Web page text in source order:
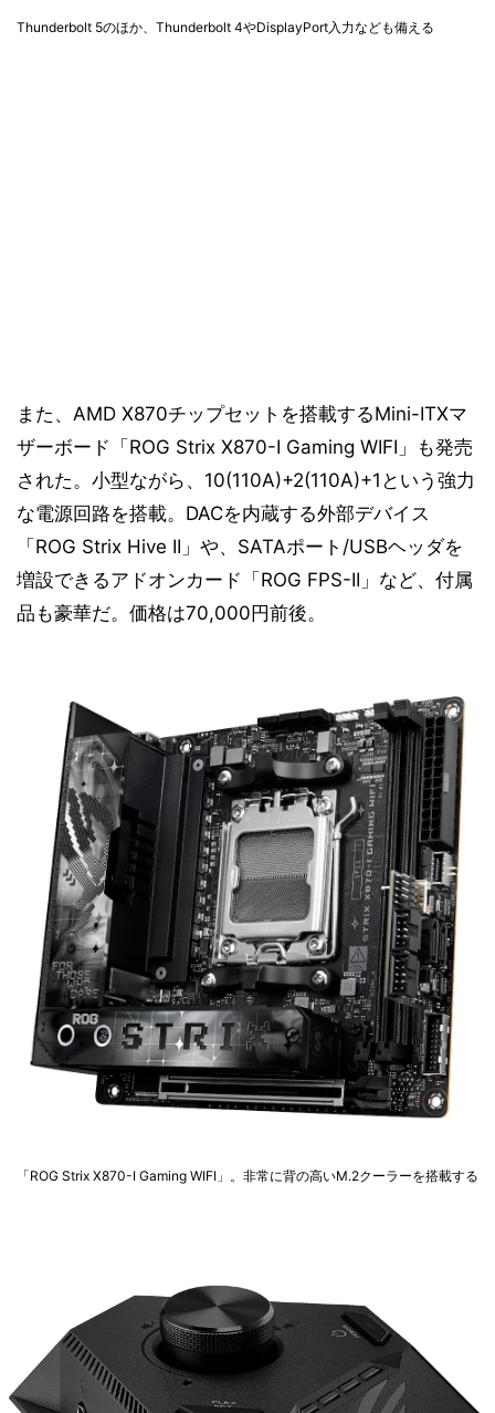
Thunderbolt 5のほか、Thunderbolt 4やDisplayPort入力なども備える
また、AMD X870チップセットを搭載するMini-ITXマ
ザーボード「ROG Strix X870-I Gaming WIFI」も発売
された。小型ながら、10(110A)+2(110A)+1という強力
な電源回路を搭載。DACを内蔵する外部デバイス
「ROG Strix Hive II」や、SATAポート/USBヘッダを
増設できるアドオンカード「ROG FPS-II」など、付属
品も豪華だ。価格は70,000円前後。
「ROG Strix X870-I Gaming WIFI」。非常に背の高いM.2クーラーを搭載する